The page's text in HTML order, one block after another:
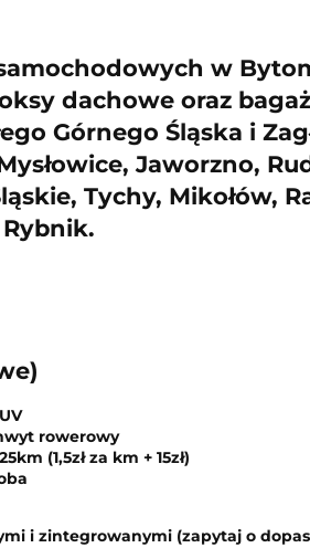
w
dachowe oraz
Górnego Śląska i
Jaworzno,
Tychy, Mikołów,
Rybnik.
rowerowy
(1,5zł za km + 15zł)
i zintegrowanymi (zapytaj o